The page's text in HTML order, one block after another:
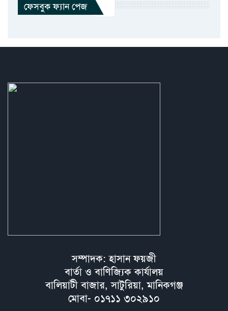
ফেসবুক ফ্যান পেজ
সম্পাদক: হাসান ফয়জী
বার্তা ও বাণিজ্যিক কার্যালয়
বালিয়াটী বাজার, সাটুরিয়া, মানিকগঞ্জ
মোবা- ০১৭১১ ৩০২৯১০